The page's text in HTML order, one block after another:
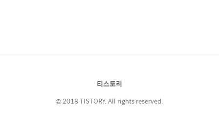
티스토리
© 2018 TISTORY. All rights reserved.